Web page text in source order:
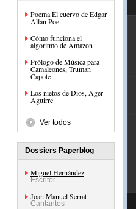
Poema El cuervo de Edgar
Allan Poe
Cómo funciona el
algoritmo de Amazon
Prólogo de Música para
Camaleones, Truman
Capote
Los nietos de Dios, Ager
Aguirre
Ver todos
Dossiers Paperblog
Miguel Hernández
Escritor
Joan Manuel Serrat
Cantantes